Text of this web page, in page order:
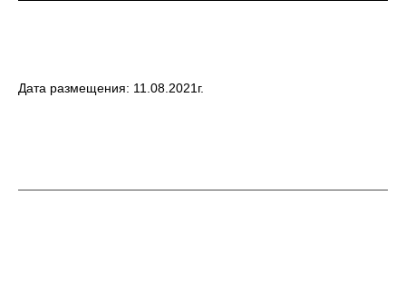
Дата размещения: 11.08.2021г.